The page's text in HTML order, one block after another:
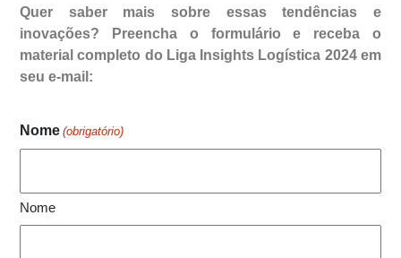
Quer saber mais sobre essas tendências e
inovações? Preencha o formulário e receba o
material completo do Liga Insights Logística 2024 em
seu e-mail:
Nome (obrigatório)
Nome